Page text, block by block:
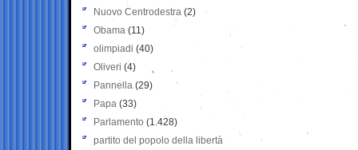
Nuovo Centrodestra (2)
Obama (11)
olimpiadi (40)
Oliveri (4)
Pannella (29)
Papa (33)
Parlamento (1.428)
partito del popolo della libertà